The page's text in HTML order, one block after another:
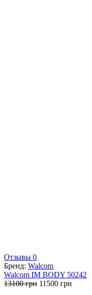
Отзывы 0
Бренд: Walcom
Walcom IM BODY 50242
13100грн Первоначальная
11500 грн